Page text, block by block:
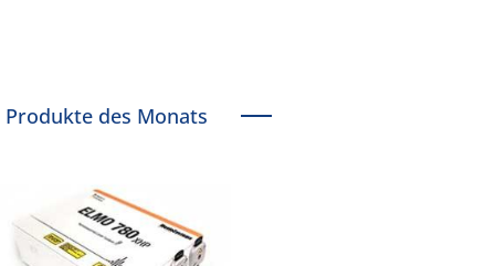
Produkte des Monats